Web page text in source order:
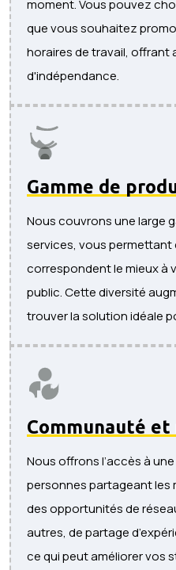
moment. Vous pouvez
que vous souhaitez
horaires de travail, offrant
d'indépendance.
Gamme de
Nous couvrons une large
services, vous permettant
correspondent le mieux à
public. Cette diversité
trouver la solution idéale
Communauté et
Nous offrons l’accès à
personnes partageant les
des opportunités de
autres, de partage
ce qui peut améliorer vos